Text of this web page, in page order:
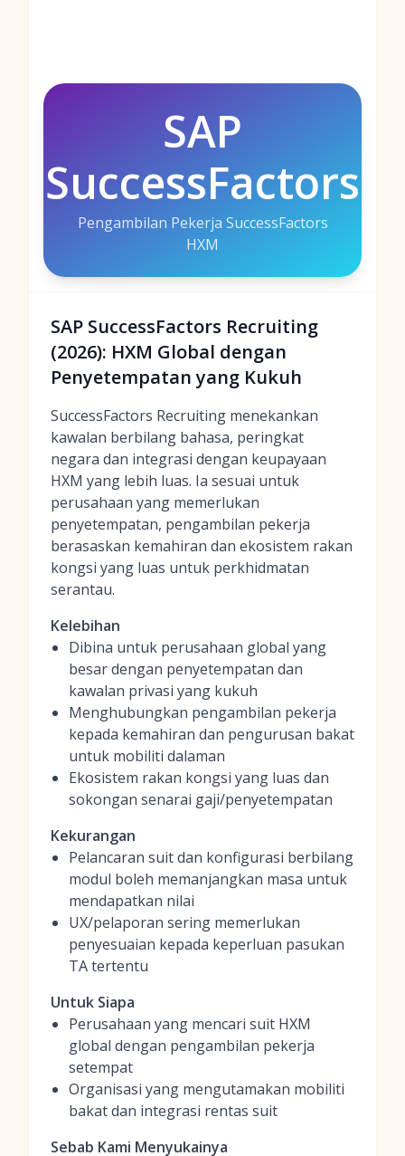
SAP
SuccessFactors
Pengambilan Pekerja SuccessFactors
HXM
SAP SuccessFactors Recruiting
(2026): HXM Global dengan
Penyetempatan yang Kukuh
SuccessFactors Recruiting menekankan
kawalan berbilang bahasa, peringkat
negara dan integrasi dengan keupayaan
HXM yang lebih luas. Ia sesuai untuk
perusahaan yang memerlukan
penyetempatan, pengambilan pekerja
berasaskan kemahiran dan ekosistem rakan
kongsi yang luas untuk perkhidmatan
serantau.
Kelebihan
Dibina untuk perusahaan global yang
besar dengan penyetempatan dan
kawalan privasi yang kukuh
Menghubungkan pengambilan pekerja
kepada kemahiran dan pengurusan bakat
untuk mobiliti dalaman
Ekosistem rakan kongsi yang luas dan
sokongan senarai gaji/penyetempatan
Kekurangan
Pelancaran suit dan konfigurasi berbilang
modul boleh memanjangkan masa untuk
mendapatkan nilai
UX/pelaporan sering memerlukan
penyesuaian kepada keperluan pasukan
TA tertentu
Untuk Siapa
Perusahaan yang mencari suit HXM
global dengan pengambilan pekerja
setempat
Organisasi yang mengutamakan mobiliti
bakat dan integrasi rentas suit
Sebab Kami Menyukainya